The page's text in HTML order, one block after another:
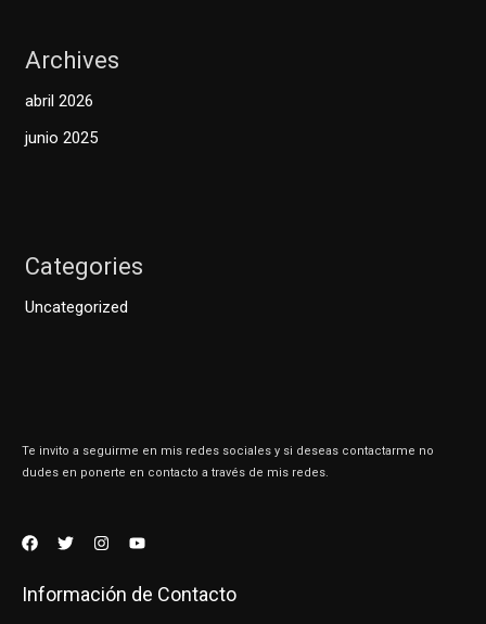
Archives
abril 2026
junio 2025
Categories
Uncategorized
Te invito a seguirme en mis redes sociales y si deseas contactarme no
dudes en ponerte en contacto a través de mis redes.
Información de Contacto